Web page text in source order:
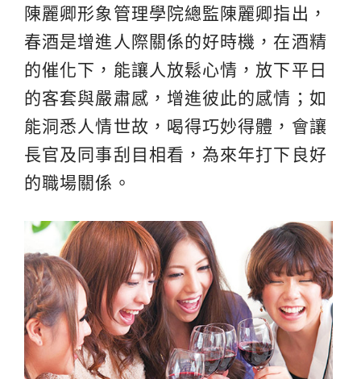
陳麗卿形象管理學院總監陳麗卿指出，
春酒是增進人際關係的好時機，在酒精
的催化下，能讓人放鬆心情，放下平日
的客套與嚴肅感，增進彼此的感情；如
能洞悉人情世故，喝得巧妙得體，會讓
長官及同事刮目相看，為來年打下良好
的職場關係。